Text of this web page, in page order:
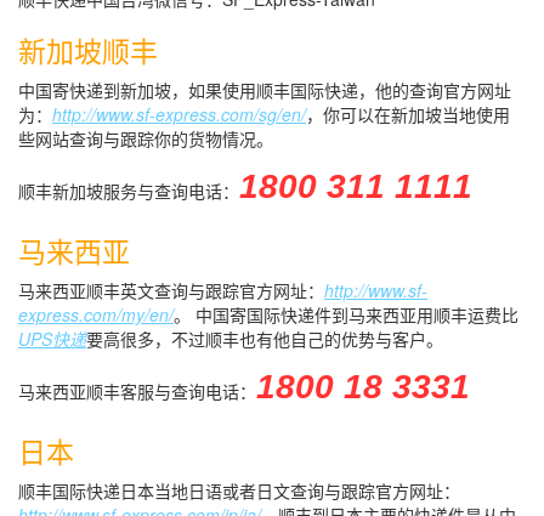
新加坡顺丰
中国寄快递到新加坡，如果使用顺丰国际快递，他的查询官方网址
为： http://www.sf-express.com/sg/en/，你可以在新加坡当地使用
些网站查询与跟踪你的货物情况。
顺丰新加坡服务与查询电话： 1800 311 1111
马来西亚
马来西亚顺丰英文查询与跟踪官方网址： http://www.sf-
express.com/my/en/。 中国寄国际快递件到马来西亚用顺丰运费比
UPS快递要高很多，不过顺丰也有他自己的优势与客户。
马来西亚顺丰客服与查询电话： 1800 18 3331
日本
顺丰国际快递日本当地日语或者日文查询与跟踪官方网址：